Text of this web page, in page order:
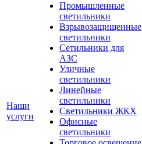
Наши
услуги
Промышленные
светильники
Взрывозащищенные
светильники
Сетильники для
АЗС
Уличные
светильники
Линейные
светильники
Светильники ЖКХ
Офисные
светильники